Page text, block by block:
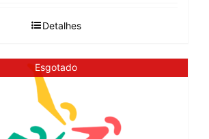
Detalhes
Esgotado